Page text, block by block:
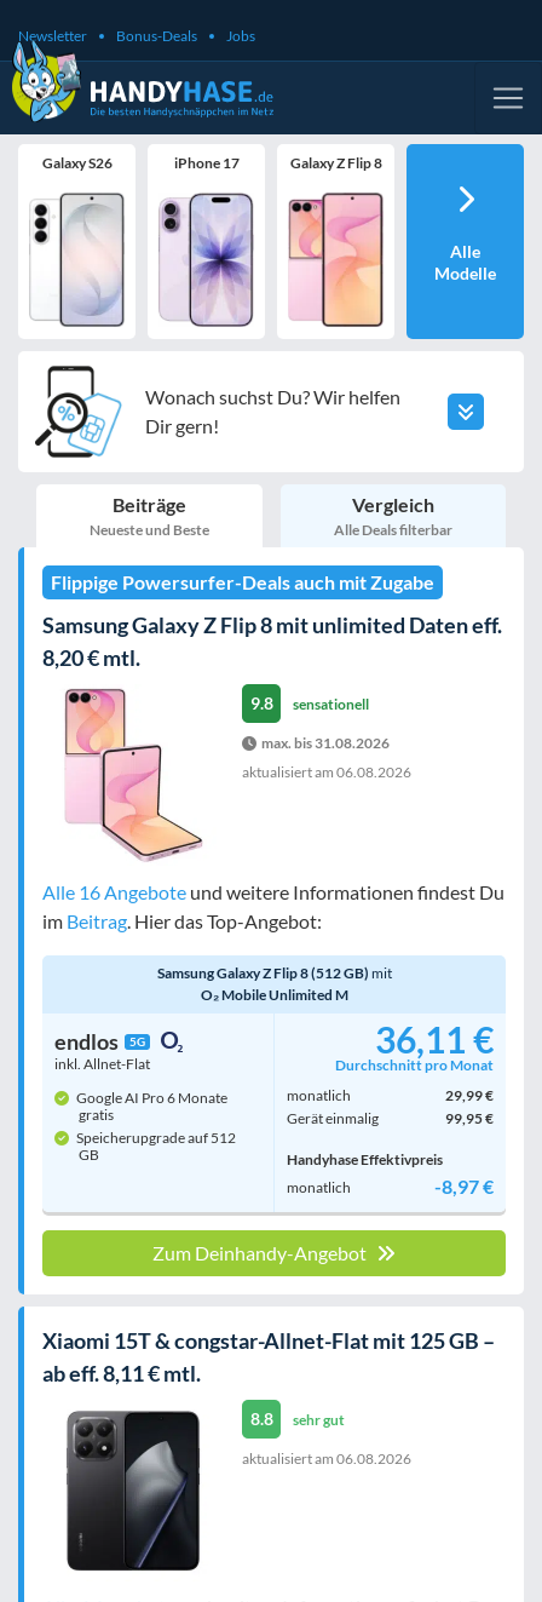
Newsletter Bonus-Deals Jobs
Galaxy S26 iPhone 17 Galaxy Z Flip 8
Alle
Modelle
Wonach suchst Du? Wir helfen
Dir gern!
Beiträge
Neueste und Beste
Vergleich
Alle Deals filterbar
Flippige Powersurfer-Deals auch mit Zugabe
Samsung Galaxy Z Flip 8 mit unlimited Daten eff.
8,20 € mtl.
9.8 sensationell
max. bis 31.08.2026
aktualisiert am 06.08.2026
Alle 16 Angebote und weitere Informationen findest Du
im Beitrag . Hier das Top-Angebot:
Samsung Galaxy Z Flip 8 (512 GB) mit
O₂ Mobile Unlimited M
endlos 5G
inkl. Allnet-Flat
Google AI Pro 6 Monate
gratis
Speicherupgrade auf 512
GB
36,11 €
Durchschnitt pro Monat
monatlich
29,99 €
Gerät einmalig
99,95 €
Handyhase Effektivpreis
monatlich
-8,97 €
Zum Deinhandy-Angebot
Xiaomi 15T & congstar-Allnet-Flat mit 125 GB –
ab eff. 8,11 € mtl.
8.8 sehr gut
aktualisiert am 06.08.2026